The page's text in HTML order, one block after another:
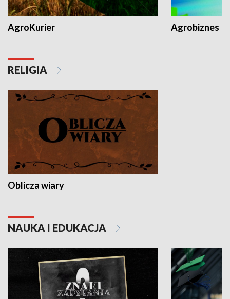
AgroKurier Agrobiznes
RELIGIA
Oblicza wiary
NAUKA I EDUKACJA